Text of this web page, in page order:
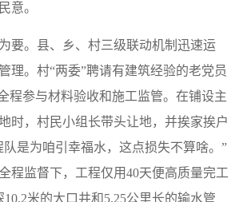
意。
要。县、乡、村三级联动机制迅速运
理。村“两委”聘请有建筑经验的老党员
程参与材料验收和施工监管。在铺设主
时，村民小组长带头让地，并挨家挨户
是为咱引幸福水，这点损失不算啥。”
程监督下，工程仅用40天便高质量完工
米的大口井和5.25公里长的输水管